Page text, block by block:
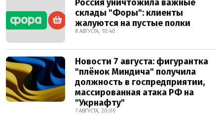
Россия уничтожила важные
склады "Форы": клиенты
жалуются на пустые полки
8 АВГУСТА, 10:40
Новости 7 августа: фигурантка
"плёнок Миндича" получила
должность в госпредприятии,
массированная атака РФ на
"Укрнафту"
7 АВГУСТА, 20:00